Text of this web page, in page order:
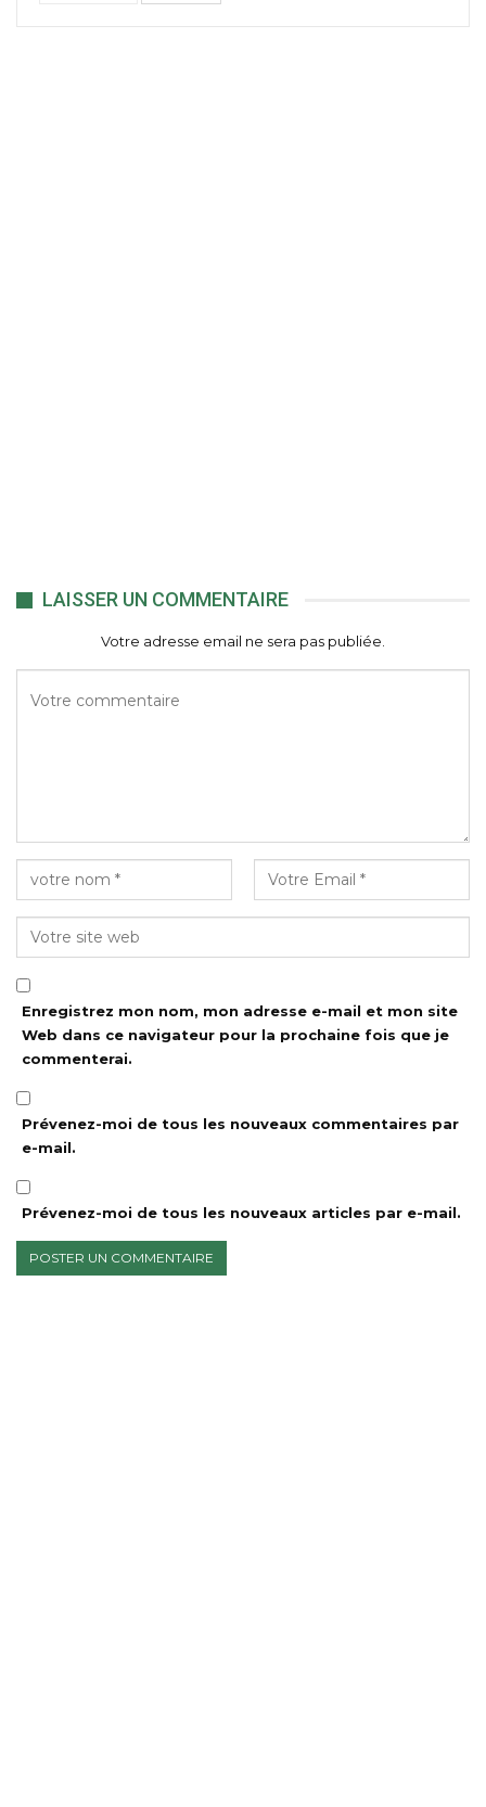
LAISSER UN COMMENTAIRE
Votre adresse email ne sera pas publiée.
Enregistrez mon nom, mon adresse e-mail et mon site
Web dans ce navigateur pour la prochaine fois que je
commenterai.
Prévenez-moi de tous les nouveaux commentaires par
e-mail.
Prévenez-moi de tous les nouveaux articles par e-mail.